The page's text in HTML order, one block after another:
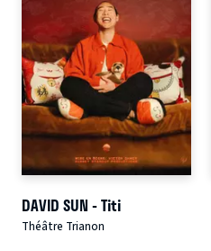
DAVID SUN - Titi
Théâtre Trianon